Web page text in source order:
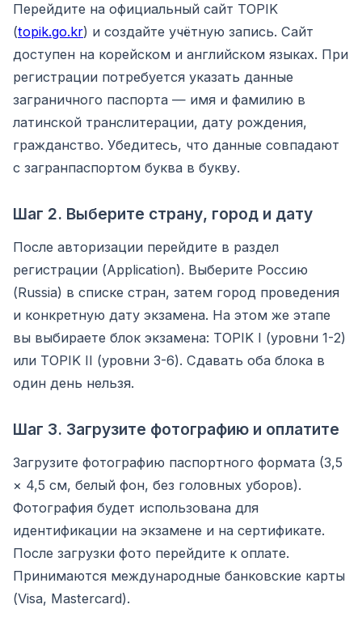
Перейдите на официальный сайт TOPIK
(topik.go.kr) и создайте учётную запись. Сайт
доступен на корейском и английском языках. При
регистрации потребуется указать данные
заграничного паспорта — имя и фамилию в
латинской транслитерации, дату рождения,
гражданство. Убедитесь, что данные совпадают
с загранпаспортом буква в букву.
Шаг 2. Выберите страну, город и дату
После авторизации перейдите в раздел
регистрации (Application). Выберите Россию
(Russia) в списке стран, затем город проведения
и конкретную дату экзамена. На этом же этапе
вы выбираете блок экзамена: TOPIK I (уровни 1-2)
или TOPIK II (уровни 3-6). Сдавать оба блока в
один день нельзя.
Шаг 3. Загрузите фотографию и оплатите
Загрузите фотографию паспортного формата (3,5
× 4,5 см, белый фон, без головных уборов).
Фотография будет использована для
идентификации на экзамене и на сертификате.
После загрузки фото перейдите к оплате.
Принимаются международные банковские карты
(Visa, Mastercard).